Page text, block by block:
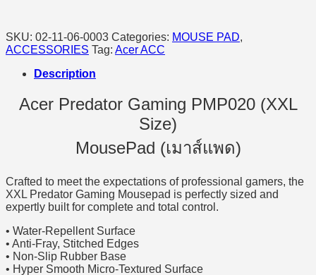
SKU: 02-11-06-0003 Categories: MOUSE PAD,
ACCESSORIES Tag: Acer ACC
Description
Acer Predator Gaming PMP020 (XXL
Size)
MousePad (เมาส์แพด)
Crafted to meet the expectations of professional gamers, the
XXL Predator Gaming Mousepad is perfectly sized and
expertly built for complete and total control.
• Water-Repellent Surface
• Anti-Fray, Stitched Edges
• Non-Slip Rubber Base
• Hyper Smooth Micro-Textured Surface